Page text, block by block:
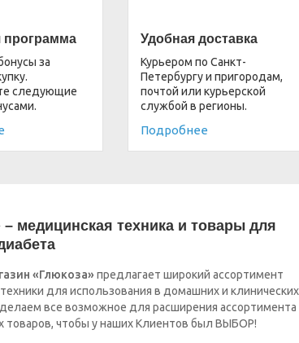
программа
за
следующие
Удобная доставка
Курьером по Санкт-
Петербургу и пригородам,
почтой или курьерской
службой в регионы.
Подробнее
– медицинская техника и товары для
«Глюкоза»предлагает широкий ассортимент
для использования в домашних и клинических
все возможное для расширения ассортимента
товаров, чтобы у наших Клиентов был ВЫБОР!